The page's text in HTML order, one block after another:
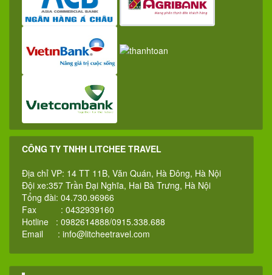
CÔNG TY TNHH LITCHEE TRAVEL
Địa chỉ VP: 14 TT 11B, Văn Quán, Hà Đông, Hà Nội
Đội xe:357 Trần Đại Nghĩa, Hai Bà Trưng, Hà Nội
Tổng đài: 04.730.96966
Fax : 0432939160
Hotline : 0982614888/0915.338.688
Email : info@litcheetravel.com